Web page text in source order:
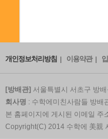
개인정보처리방침 이용약관
[방배관] 서울특별시 서초구 방
회사명 : 수학에미친사람들 방배
본 홈페이지에 게시된 이메일 주
Copyright(C) 2014 수학에 美親